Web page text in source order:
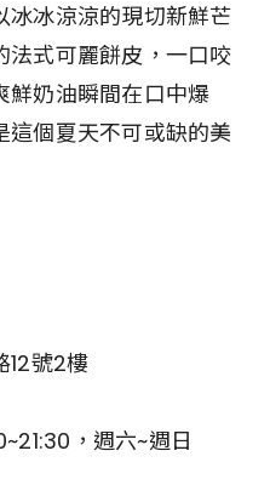
冰冰涼涼的現切新鮮芒
法式可麗餅皮，一口咬
鮮奶油瞬間在口中爆
這個夏天不可或缺的美
12號2樓
，週六~週日